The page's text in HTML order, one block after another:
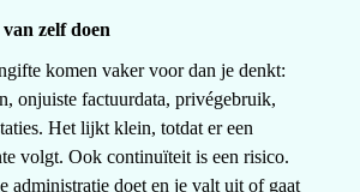
van zelf doen
komen vaker voor dan je denkt:
onjuiste factuurdata, privégebruik,
Het lijkt klein, totdat er een
volgt. Ook continuïteit is een risico.
administratie doet en je valt uit of gaat